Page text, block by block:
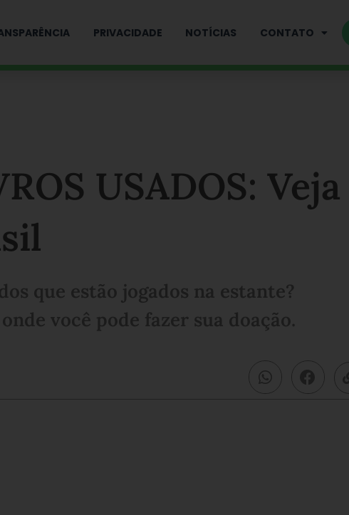
PRIVACIDADE NOTÍCIAS CONTATO
USADOS: Veja
que estão jogados na estante?
você pode fazer sua doação.